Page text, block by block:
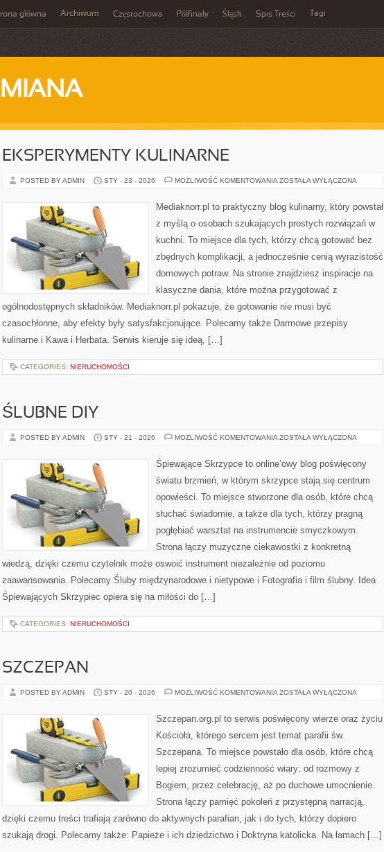
główna Archiwum Częstochowa Półfinały Śląsk Spis Treści Tagi
EKSPERYMENTY KULINARNE
POSTED BY ADMIN STY - 23 - 2026 MOŻLIWOŚĆ KOMENTOWANIA EKSPERYMENTY
ZOSTAŁA WYŁĄCZONA
Mediaknorr.pl to praktyczny blog kulinarny, który powstał
z myślą o osobach szukających prostych rozwiązań w
kuchni. To miejsce dla tych, którzy chcą gotować bez
zbędnych komplikacji, a jednocześnie cenią wyrazistość
domowych potraw. Na stronie znajdziesz inspiracje na
klasyczne dania, które można przygotować z
ogólnodostępnych składników. Mediaknorr.pl pokazuje, że gotowanie nie musi być
czasochłonne, aby efekty były satysfakcjonujące. Polecamy także Darmowe przepisy
kulinarne i Kawa i Herbata. Serwis kieruje się ideą, […]
CATEGORIES: NIERUCHOMOŚCI
ŚLUBNE DIY
POSTED BY ADMIN STY - 21 - 2026 MOŻLIWOŚĆ KOMENTOWANIA ŚLUBNE
ZOSTAŁA WYŁĄCZONA
Śpiewające Skrzypce to online’owy blog poświęcony
światu brzmień, w którym skrzypce stają się centrum
opowieści. To miejsce stworzone dla osób, które chcą
słuchać świadomie, a także dla tych, którzy pragną
pogłębiać warsztat na instrumencie smyczkowym.
Strona łączy muzyczne ciekawostki z konkretną
wiedzą, dzięki czemu czytelnik może oswoić instrument niezależnie od poziomu
zaawansowania. Polecamy Śluby międzynarodowe i nietypowe i Fotografia i film ślubny. Idea
Śpiewających Skrzypiec opiera się na miłości do […]
CATEGORIES: NIERUCHOMOŚCI
SZCZEPAN
POSTED BY ADMIN STY - 20 - 2026 MOŻLIWOŚĆ KOMENTOWANIA SZCZEPAN
ZOSTAŁA WYŁĄCZONA
Szczepan.org.pl to serwis poświęcony wierze oraz życiu
Kościoła, którego sercem jest temat parafii św.
Szczepana. To miejsce powstało dla osób, które chcą
lepiej zrozumieć codzienność wiary: od rozmowy z
Bogiem, przez celebrację, aż po duchowe umocnienie.
Strona łączy pamięć pokoleń z przystępną narracją,
dzięki czemu treści trafiają zarówno do aktywnych parafian, jak i do tych, którzy dopiero
szukają drogi. Polecamy także: Papieże i ich dziedzictwo i Doktryna katolicka. Na łamach […]